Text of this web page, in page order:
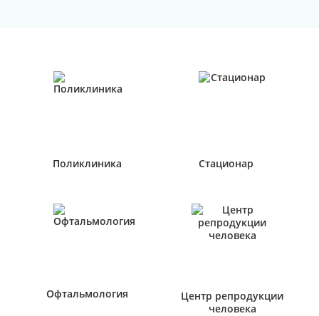
Поликлиника Стационар
Офтальмология
Центр репродукции
человека